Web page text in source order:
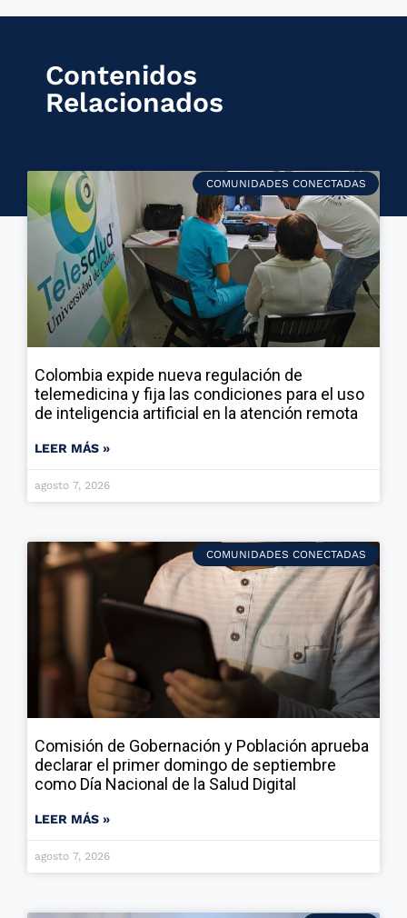
Contenidos
Relacionados
COMUNIDADES CONECTADAS
Colombia expide nueva regulación de
telemedicina y fija las condiciones para el uso
de inteligencia artificial en la atención remota
LEER MÁS »
agosto 7, 2026
COMUNIDADES CONECTADAS
Comisión de Gobernación y Población aprueba
declarar el primer domingo de septiembre
como Día Nacional de la Salud Digital
LEER MÁS »
agosto 7, 2026